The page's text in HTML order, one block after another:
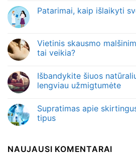
Patarimai, kaip išlaikyti
Vietinis skausmo
tai veikia?
Išbandykite šiuos
lengviau užmigtumėte
Supratimas apie
tipus
NAUJAUSI KOMENTARAI